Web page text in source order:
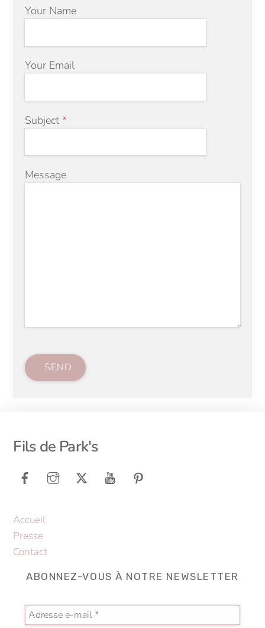
Your Name
Your Email
Subject*
Message
SEND
Top
Fils de Park's
Accueil
Presse
Contact
ABONNEZ-VOUS À NOTRE NEWSLETTER